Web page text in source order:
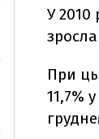
У 2010
При
11,7%